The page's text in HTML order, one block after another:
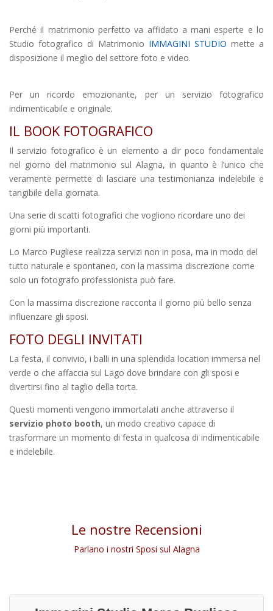
Perché il matrimonio perfetto va affidato a mani esperte e lo
Studio fotografico di Matrimonio IMMAGINI STUDIO mette a
disposizione il meglio del settore foto e video.
Per un ricordo emozionante, per un servizio fotografico
indimenticabile e originale.
IL BOOK FOTOGRAFICO
Il servizio fotografico è un elemento a dir poco fondamentale
nel giorno del matrimonio sul Alagna, in quanto è l’unico che
veramente permette di lasciare una testimonianza indelebile e
tangibile della giornata.
Una serie di scatti fotografici che vogliono ricordare uno dei
giorni più importanti.
Lo Marco Pugliese realizza servizi non in posa, ma in modo del
tutto naturale e spontaneo, con la massima discrezione come
solo un fotografo professionista può fare.
Con la massima discrezione racconta il giorno più bello senza
influenzare gli sposi.
FOTO DEGLI INVITATI
La festa, il convivio, i balli in una splendida location immersa nel
verde o che affaccia sul Lago dove brindare con gli sposi e
divertirsi fino al taglio della torta.
Questi momenti vengono immortalati anche attraverso il
servizio photo booth, un modo creativo capace di
trasformare un momento di festa in qualcosa di indimenticabile
e indelebile.
Le nostre Recensioni
Parlano i nostri Sposi sul Alagna